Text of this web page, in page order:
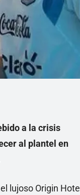
a la crisis
al plantel en
lujoso Origin